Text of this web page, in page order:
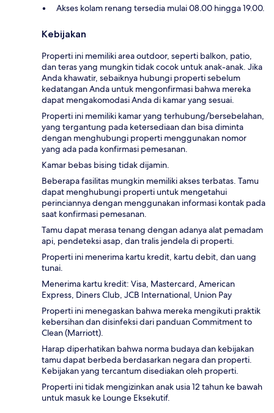
Akses kolam renang tersedia mulai 08.00 hingga 19.00.
Kebijakan
Properti ini memiliki area outdoor, seperti balkon, patio,
dan teras yang mungkin tidak cocok untuk anak-anak. Jika
Anda khawatir, sebaiknya hubungi properti sebelum
kedatangan Anda untuk mengonfirmasi bahwa mereka
dapat mengakomodasi Anda di kamar yang sesuai.
Properti ini memiliki kamar yang terhubung/bersebelahan,
yang tergantung pada ketersediaan dan bisa diminta
dengan menghubungi properti menggunakan nomor
yang ada pada konfirmasi pemesanan.
Kamar bebas bising tidak dijamin.
Beberapa fasilitas mungkin memiliki akses terbatas. Tamu
dapat menghubungi properti untuk mengetahui
perinciannya dengan menggunakan informasi kontak pada
saat konfirmasi pemesanan.
Tamu dapat merasa tenang dengan adanya alat pemadam
api, pendeteksi asap, dan tralis jendela di properti.
Properti ini menerima kartu kredit, kartu debit, dan uang
tunai.
Menerima kartu kredit: Visa, Mastercard, American
Express, Diners Club, JCB International, Union Pay
Properti ini menegaskan bahwa mereka mengikuti praktik
kebersihan dan disinfeksi dari panduan Commitment to
Clean (Marriott).
Harap diperhatikan bahwa norma budaya dan kebijakan
tamu dapat berbeda berdasarkan negara dan properti.
Kebijakan yang tercantum disediakan oleh properti.
Properti ini tidak mengizinkan anak usia 12 tahun ke bawah
untuk masuk ke Lounge Eksekutif.